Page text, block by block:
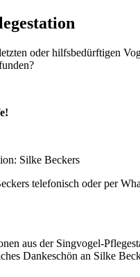
oder hilfsbedürftigen
Silke Beckers
telefonisch oder per
aus der Singvogel-
Dankeschön an Silke